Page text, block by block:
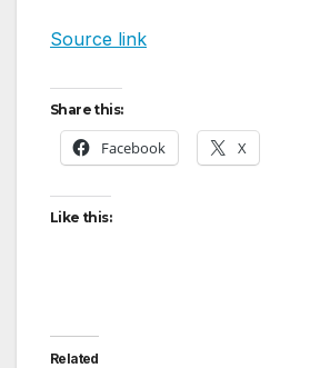
Source link
Share this:
Facebook X
Like this:
Related